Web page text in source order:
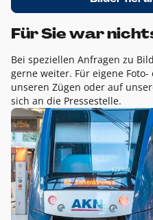
Für Sie war
Bei speziellen Anfragen zu
gerne weiter. Für eigene
unseren Zügen oder auf
sich an die Pressestelle.